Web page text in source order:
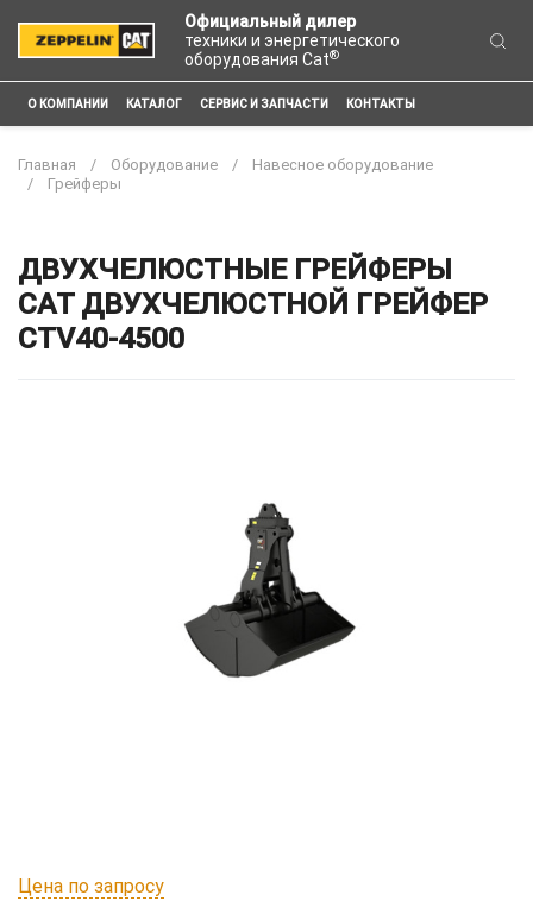
Официальный дилер
техники и энергетического
оборудования Cat®
О КОМПАНИИ КАТАЛОГ СЕРВИС И ЗАПЧАСТИ КОНТАКТЫ
Главная Оборудование
Навесное оборудование
Грейферы
ДВУХЧЕЛЮСТНЫЕ ГРЕЙФЕРЫ
CAT ДВУХЧЕЛЮСТНОЙ ГРЕЙФЕР
CTV40-4500
Цена по запросу